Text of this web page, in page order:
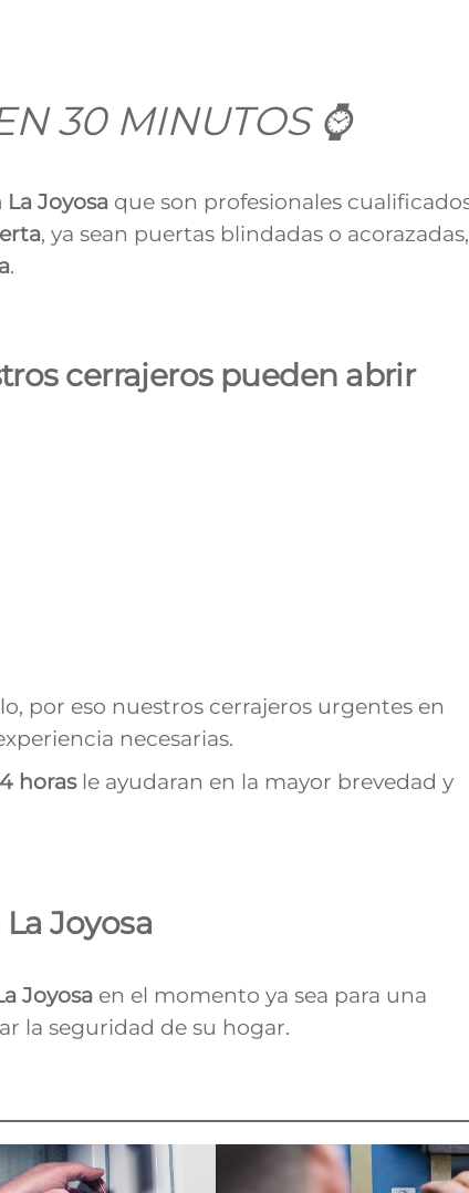
30 MINUTOS ⌚
La Joyosa que son profesionales
, ya sean puertas blindadas o acorazadas,
.
cerrajeros pueden abrir
por eso nuestros cerrajeros urgentes en
necesarias.
horasle ayudaran en la mayor brevedad y
Joyosa
Joyosa en el momento ya sea para una
la seguridad de su hogar.